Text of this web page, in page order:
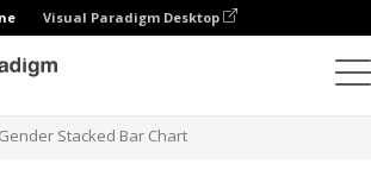
Visual Paradigm Desktop
Stacked Bar Chart